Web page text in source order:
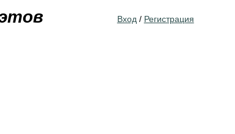
Вход / Регистрация